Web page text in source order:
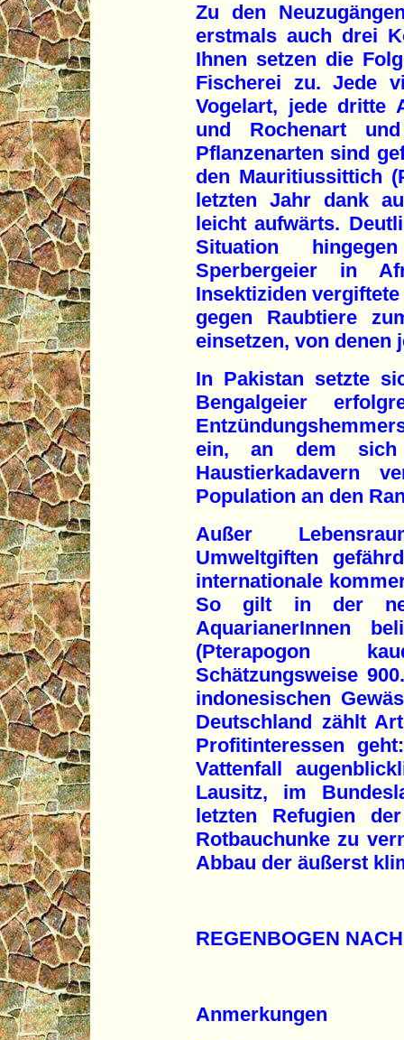
Zu den
erstmals auch drei
Ihnen setzen die
Fischerei zu. Jede
Vogelart, jede dritte
und Rochenart
Pflanzenarten sind
den Mauritiussittich
letzten Jahr dank
leicht aufwärts.
Situation
Sperbergeier in
Insektiziden
gegen Raubtiere
einsetzen, von denen
In Pakistan setzte
Bengalgeier
ein, an dem sich
Haustierkadavern
Population an den
Außer
Umweltgiften
internationale
So gilt in der
AquarianerInnen
(Pterapogon
Schätzungsweise
indonesischen
Deutschland zählt
Profitinteressen
Vattenfall
Lausitz, im
letzten Refugien
Rotbauchunke zu
Abbau der äußerst
REGENBOGEN
Anmerkungen